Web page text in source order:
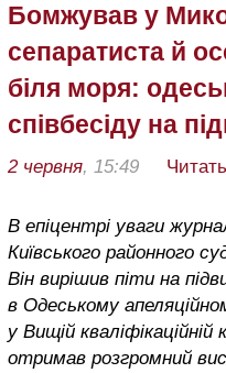
Бомжував у
сепаратиста й
біля моря:
співбесіду на
2 червня, 15:49
В епіцентрі уваги
Київського районного
Він вирішив піти на
в Одеському
у Вищій кваліфікаційній
отримав розгромний